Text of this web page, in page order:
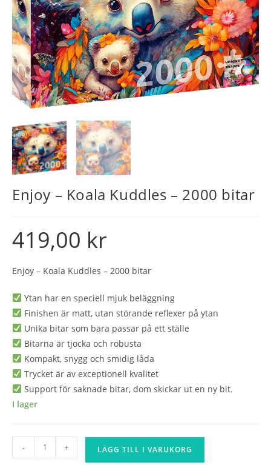
Enjoy – Koala Kuddles – 2000 bitar
419,00 kr
Enjoy – Koala Kuddles – 2000 bitar
Ytan har en speciell mjuk beläggning
Finishen är matt, utan störande reflexer på ytan
Unika bitar som bara passar på ett ställe
Bitarna är tjocka och robusta
Kompakt, snygg och smidig låda
Trycket är av exceptionell kvalitet
Support för saknade bitar, dom skickar ut en ny bit.
I lager
-
- + LÄGG TILL I VARUKORG